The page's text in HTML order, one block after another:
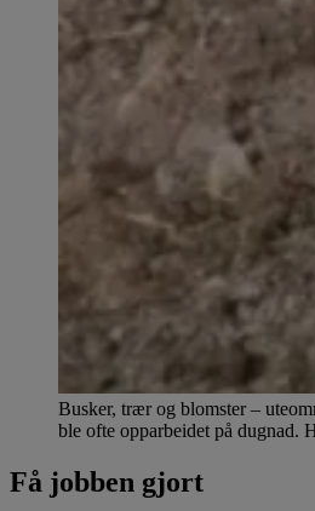
Busker, trær og blomster –
ble ofte opparbeidet på dugnad.
Få jobben gjort